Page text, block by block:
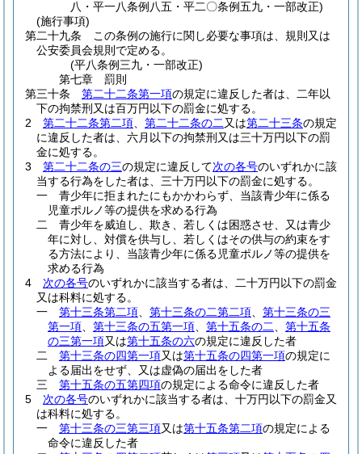
八・平一八条例八五・平二〇条例五九・一部改正)
(施行事項)
第二十九条
この条例の施行に関し必要な事項は、規則又は
公安委員会規則で定める。
(平八条例三九・一部改正)
第七章
罰則
第三十条
第二十二条第一項の規定に違反した者は、二年以
下の拘禁刑又は百万円以下の罰金に処する。
2
第二十二条第二項 第二十二条の二 又は第二十三条の規定
に違反した者は、六月以下の拘禁刑又は三十万円以下の罰
金に処する。
3
第二十二条の三の規定に違反して次の各号のいずれかに該
当する行為をした者は、三十万円以下の罰金に処する。
一
青少年に拒まれたにもかかわらず、当該青少年に係る
児童ポルノ等の提供を求める行為
二
青少年を威迫し、欺き、若しくは困惑させ、又は青少
年に対し、対償を供与し、若しくはその供与の約束をす
る方法により、当該青少年に係る児童ポルノ等の提供を
求める行為
4
次の各号のいずれかに該当する者は、二十万円以下の罰金
又は科料に処する。
一
第十三条第二項 第十三条の二第二項
第十三条の三
第一項
第十三条の五第一項 第十五条の二
第十五条
の三第一項又は第十五条の六の規定に違反した者
二
第十三条の四第一項又は第十五条の四第一項の規定に
よる届出をせず、又は虚偽の届出をした者
三
第十五条の五第四項の規定による命令に違反した者
5
次の各号のいずれかに該当する者は、十万円以下の罰金又
は科料に処する。
一
第十三条の三第三項又は第十五条第二項の規定による
命令に違反した者